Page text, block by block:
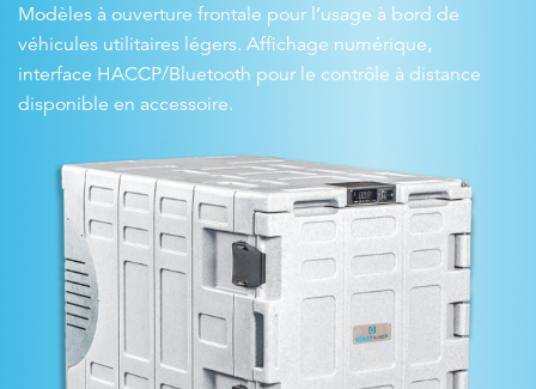
Modèles à ouverture frontale pour l’usage à bord de
véhicules utilitaires légers. Affichage numérique,
interface HACCP/Bluetooth pour le contrôle à distance
disponible en accessoire.